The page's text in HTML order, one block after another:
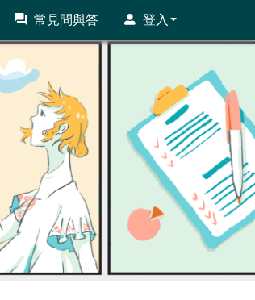
常見問與答 登入